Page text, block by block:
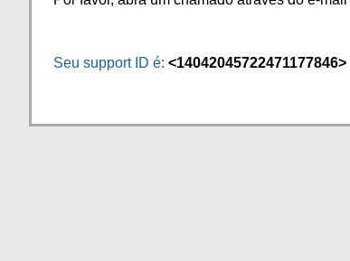
Seu support ID é: <14042045722471177846>